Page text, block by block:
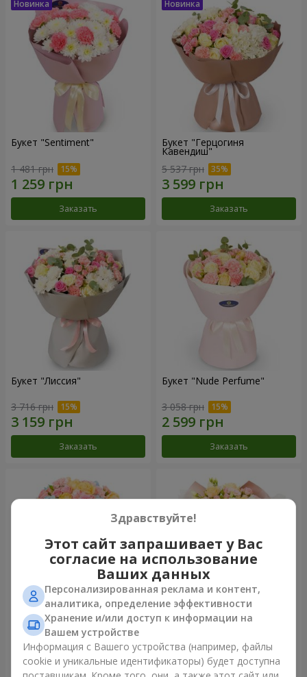
Букет "Sentiment"
1 481 грн
Заказать
Букет "Герцогиня
Кавендиш"
5 537 грн
Заказать
Букет "Лиссия"
3 716 грн
Заказать
Букет "Nude Perfume"
3 058 грн
Заказать
Букет "Нежность рассвета"
3 945 грн
Букет "Прикосновение
нежности"
2 624 грн
Здравствуйте!
Этот сайт запрашивает у Вас
согласие на использование
Ваших данных
Персонализированная реклама и контент,
аналитика, определение эффективности
Хранение и/или доступ к информации на
Вашем устройстве
Информация с Вашего устройства (например, файлы
cookie и уникальные идентификаторы) будет доступна